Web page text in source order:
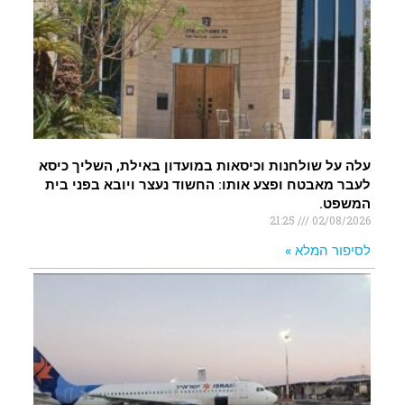
עלה על שולחנות וכיסאות במועדון באילת, השליך כיסא
לעבר מאבטח ופצע אותו: החשוד נעצר ויובא בפני בית
המשפט.
02/08/2026
לסיפור המלא »